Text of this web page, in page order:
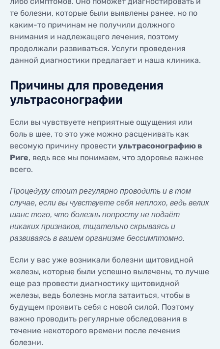
КОНТАКТЫ
КОНТАКТЫ
те болезни, которые были выявлены ранее, но по
каким-то причинам не получили должного
внимания и надлежащего лечения, поэтому
продолжали развиваться. Услуги проведения
данной диагностики предлагает и наша клиника.
Причины для проведения
ультрасонографии
Если вы чувствуете неприятные ощущения или
боль в шее, то это уже можно расценивать как
весомую причину провести ультрасонографию в
Риге, ведь все мы понимаем, что здоровье важнее
всего.
Процедуру стоит регулярно проводить и в том
случае, если вы чувствуете себя неплохо, ведь велик
шанс того, что болезнь попросту не подаёт
никаких признаков, тщательно скрываясь и
развиваясь в вашем организме бессимптомно.
Если у вас уже возникали болезни щитовидной
железы, которые были успешно вылечены, то лучше
еще раз провести диагностику щитовидной
железы, ведь болезнь могла затаиться, чтобы в
будущем проявить себя с новой силой. Поэтому
важно проводить регулярные обследования в
течение некоторого времени после лечения
болезни.